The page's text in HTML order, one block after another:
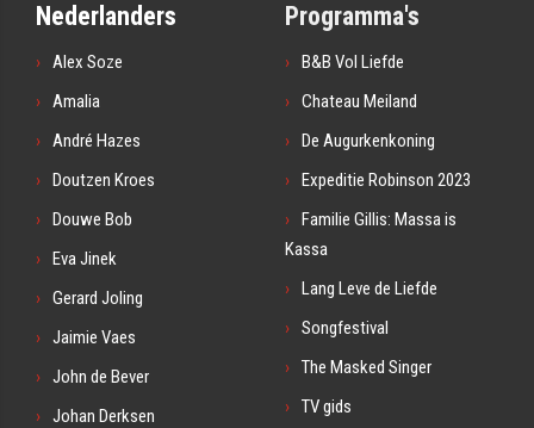
Nederlanders
Alex Soze
Amalia
André Hazes
Doutzen Kroes
Douwe Bob
Eva Jinek
Gerard Joling
Jaimie Vaes
John de Bever
Johan Derksen
Programma's
B&B Vol Liefde
Chateau Meiland
De Augurkenkoning
Expeditie Robinson 2023
Familie Gillis: Massa is
Kassa
Lang Leve de Liefde
Songfestival
The Masked Singer
TV gids